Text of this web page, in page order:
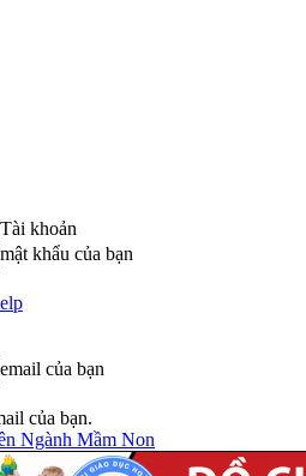
Tài khoản
mật khẩu của bạn
email của bạn
của bạn.
Ngành Mầm Non